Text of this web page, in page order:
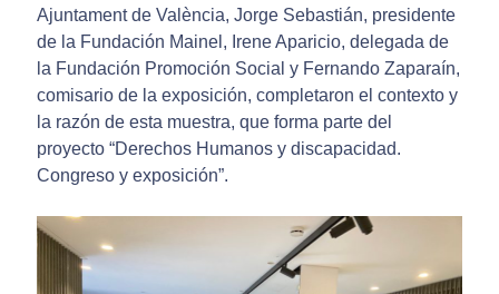
Ajuntament de València, Jorge Sebastián, presidente
de la Fundación Mainel, Irene Aparicio, delegada de
la Fundación Promoción Social y Fernando Zaparaín,
comisario de la exposición, completaron el contexto y
la razón de esta muestra, que forma parte del
proyecto “Derechos Humanos y discapacidad.
Congreso y exposición”.